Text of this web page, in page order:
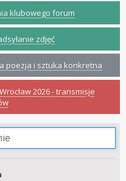
klubowego forum
zdjęć
poezja i sztuka konkretna
2026 - transmisje